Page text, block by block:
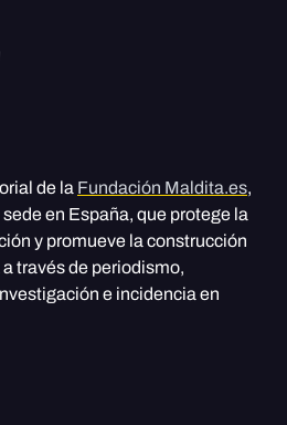
de la Fundación Maldita.es,
en España, que protege la
y promueve la construcción
través de periodismo,
e incidencia en